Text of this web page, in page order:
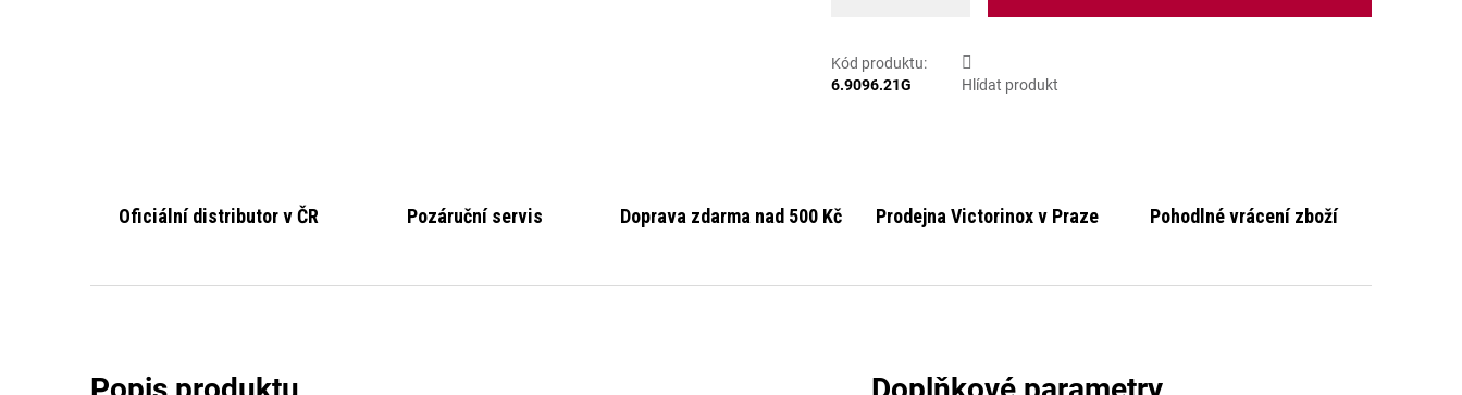
Kód produktu:
6.9096.21G
Hlídat produkt
Oficiální distributor v ČR Pozáruční servis Doprava zdarma nad 500 Kč Prodejna Victorinox v Praze Pohodlné vrácení zboží